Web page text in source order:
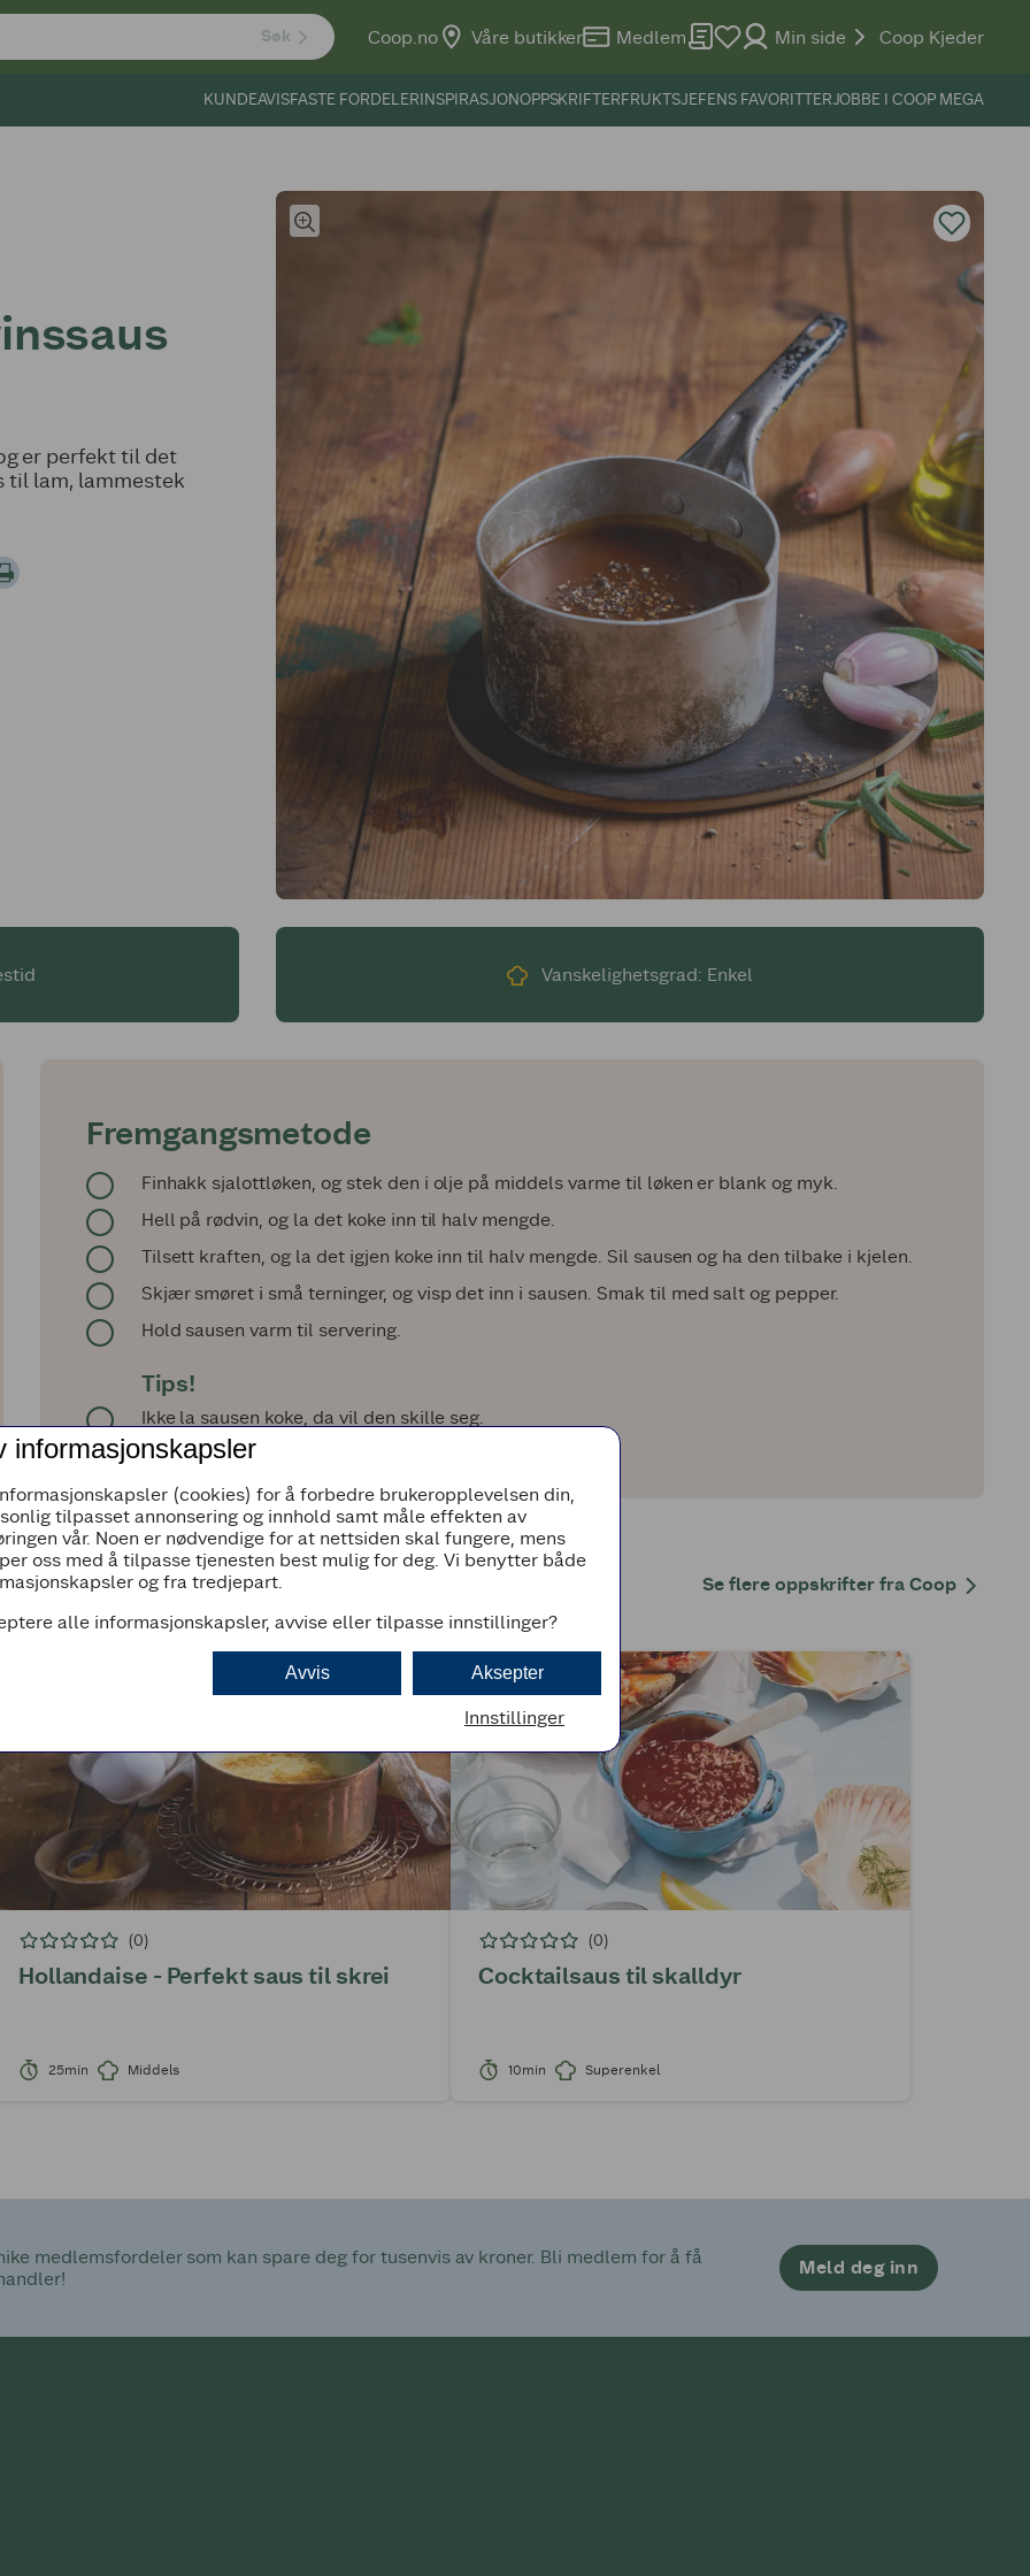
Søk Coop.no Våre butikker Medlem Min side Coop Kjeder
KUNDEAVISFASTE FORDELERINSPIRASJONOPPSKRIFTERFRUKTSJEFENS FAVORITTERJOBBE I COOP MEGA
er perfekt til det
til lam, lammestek
Vanskelighetsgrad: Enkel
Fremgangsmetode
Finhakk sjalottløken, og stek den i olje på middels varme til løken er blank og myk.
Hell på rødvin, og la det koke inn til halv mengde.
Tilsett kraften, og la det igjen koke inn til halv mengde. Sil sausen og ha den tilbake i kjelen.
Skjær smøret i små terninger, og visp det inn i sausen. Smak til med salt og pepper.
Hold sausen varm til servering.
Tips!
Ikke la sausen koke, da vil den skille seg.
Se flere oppskrifter fra Coop
(0)
Hollandaise - Perfekt saus til skrei
25min Middels
(0)
Cocktailsaus til skalldyr
10min Superenkel
medlemsfordeler som kan spare deg for tusenvis av kroner. Bli medlem for å få
Meld deg inn
informasjonskapsler
(cookies) for å forbedre brukeropplevelsen din,
tilpasset annonsering og innhold samt måle effekten av
vår. Noen er nødvendige for at nettsiden skal fungere, mens
oss med å tilpasse tjenesten best mulig for deg. Vi benytter både
og fra tredjepart.
alle informasjonskapsler, avvise eller tilpasse innstillinger?
Aksepter
Avvis
Innstillinger